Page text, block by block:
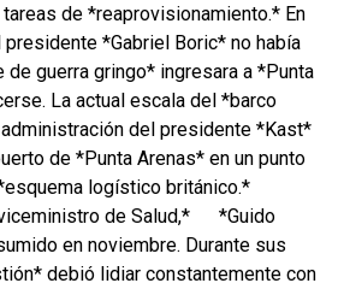
de *reaprovisionamiento.* En
*Gabriel Boric* no había
de guerra gringo* ingresara a *Punta
La actual escala del *barco
del presidente *Kast*
de *Punta Arenas* en un punto
logístico británico.*
de Salud,*
*Guido
en noviembre. Durante sus
debió lidiar constantemente con